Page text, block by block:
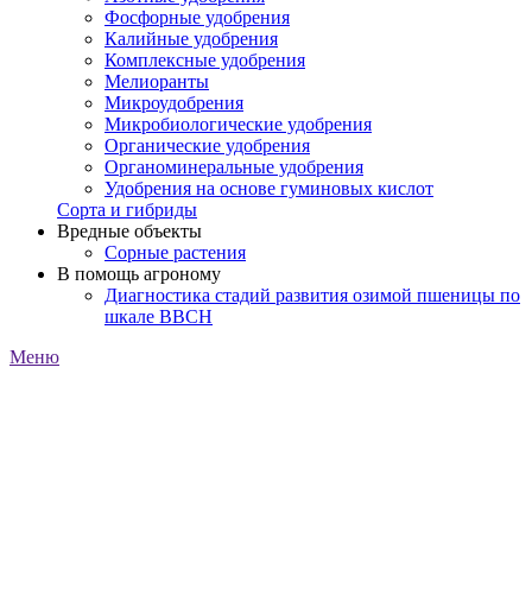
Фосфорные удобрения
Калийные удобрения
Комплексные удобрения
Мелиоранты
Микроудобрения
Микробиологические удобрения
Органические удобрения
Органоминеральные удобрения
Удобрения на основе гуминовых кислот
Сорта и гибриды
Вредные объекты
Сорные растения
В помощь агроному
Диагностика стадий развития озимой пшеницы по
шкале ВВСН
Меню